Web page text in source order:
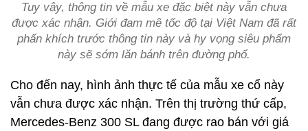
Tuy vậy, thông tin về mẫu xe đặc biệt này vẫn chưa
được xác nhận. Giới đam mê tốc độ tại Việt Nam đã rất
phấn khích trước thông tin này và hy vọng siêu phẩm
này sẽ sớm lăn bánh trên đường phố.
Cho đến nay, hình ảnh thực tế của mẫu xe cổ này
vẫn chưa được xác nhận. Trên thị trường thứ cấp,
Mercedes-Benz 300 SL đang được rao bán với giá